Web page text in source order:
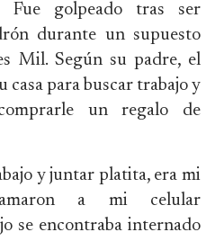
Fue golpeado tras ser
durante un supuesto
Mil. Según su padre, el
casa para buscar trabajo y
un regalo de
y juntar platita, era mi
a mi celular
se encontraba internado